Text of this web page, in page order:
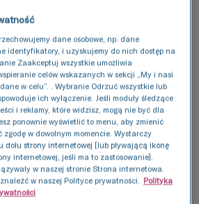
dane osobowe, np. dane
identyfikatory, i uzyskujemy do nich dostęp na
Zaakceptuj wszystkie umożliwia
celów wskazanych w sekcji „My i nasi
w celu”. . Wybranie Odrzuć wszystkie lub
ich wyłączenie. Jeśli moduły śledzące
i reklamy, które widzisz, mogą nie być dla
ponownie wyświetlić to menu, aby zmienić
zgodę w dowolnym momencie. Wystarczy
dołu strony internetowej [lub pływającą ikonę
internetowej, jeśli ma to zastosowanie].
w naszej stronie Strona internetowa.
w naszej Polityce prywatności. Polityka